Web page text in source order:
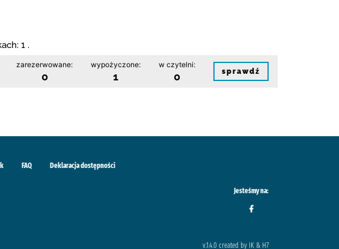
1 .
zarezerwowane:
0
wypożyczone:
1
w czytelni:
0 sprawdź
FAQ Deklaracja dostępności
Jesteśmy na:
v.1.4.0 created by IK & H7